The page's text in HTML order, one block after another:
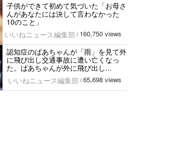
子供ができて初めて気づいた「お母さ
んがあなたには決して言わなかった
10のこと」
いいねニュース編集部 / 160,750 views
認知症のばあちゃんが「雨」を見て外
に飛び出し交通事故に遭い亡くなっ
た。ばあちゃんが外に飛び出し...
いいねニュース編集部 / 65,698 views